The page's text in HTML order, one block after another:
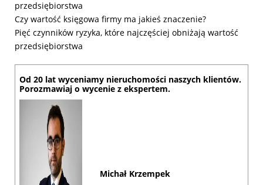
przedsiębiorstwa
Czy wartość księgowa firmy ma jakieś znaczenie?
Pięć czynników ryzyka, które najczęściej obniżają wartość
przedsiębiorstwa
Od 20 lat wyceniamy nieruchomości naszych klientów.
Porozmawiaj o wycenie z ekspertem.
Michał Krzempek